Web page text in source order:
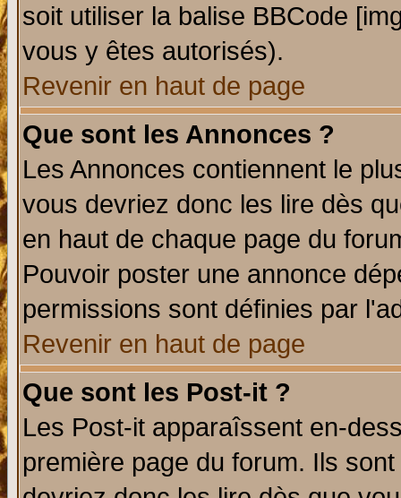
soit utiliser la balise BBCode
vous y êtes autorisés).
Revenir en haut de page
Que sont les Annonces ?
Les Annonces contiennent le
vous devriez donc les lire dès
en haut de chaque page du
Pouvoir poster une annonce
permissions sont définies par
Revenir en haut de page
Que sont les Post-it ?
Les Post-it apparaîssent en-
première page du forum. Ils